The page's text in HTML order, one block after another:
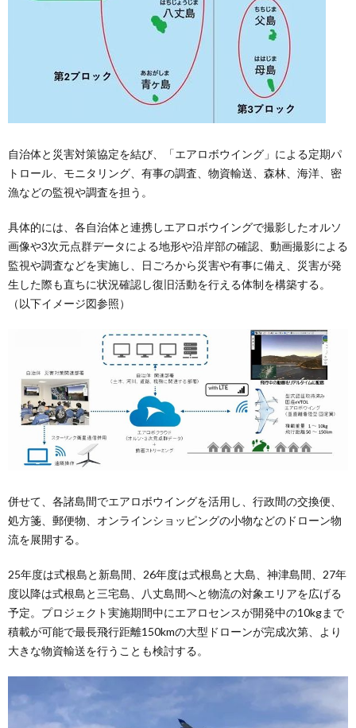
自治体と災害対策協定を結び、「エアロボウイング」による定期パ
トロール、モニタリング、有事の調査、物資輸送、森林、海洋、密
漁などの監視や調査を担う。
具体的には、各自治体と連携しエアロボウイングで撮影したオルソ
画像や3次元点群データによる地形や沿岸部の確認、動画撮影による
監視や調査などを実施し、日ごろから災害や有事に備え、災害が発
生した際も直ちに状況確認し復旧活動を行える体制を構築する。
（以下イメージ図参照）
併せて、各諸島間でエアロボウイングを活用し、行政間の交換便、
処方箋、郵便物、オンラインショッピングの小物などのドローン物
流を展開する。
25年度は式根島と新島間、26年度は式根島と大島、神津島間、27年
度以降は式根島と三宅島、八丈島間へと物流の対象エリアを広げる
予定。プロジェクト実施期間中にエアロセンスが開発中の10kgまで
積載が可能で最長飛行距離150kmの大型ドローンが完成次第、より
大きな物資輸送を行うことも検討する。